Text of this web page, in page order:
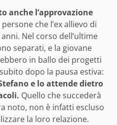
anche l’approvazione
persone che l’ex allievo di
Nel corso dell’ultime
separati, e la giovane
in ballo dei progetti
dopo la pausa estiva:
e lo attende dietro
Quello che succederà
noto, non è infatti escluso
la loro relazione.